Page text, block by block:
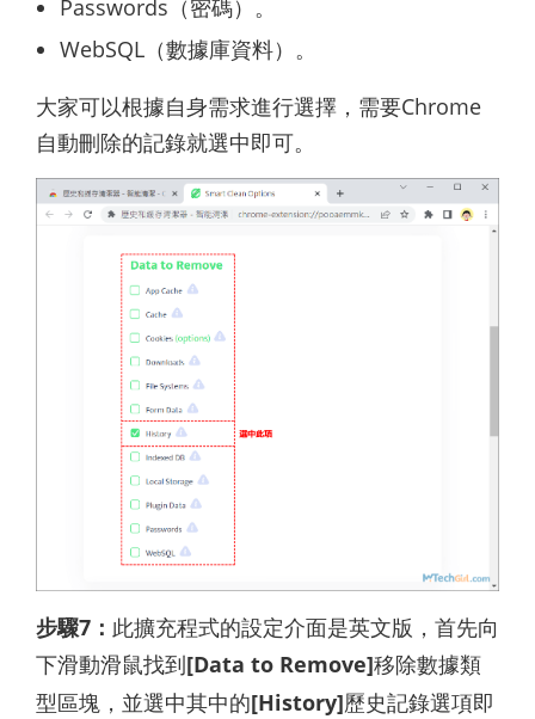
Passwords（密碼）。
WebSQL（數據庫資料）。
大家可以根據自身需求進行選擇，需要Chrome
自動刪除的記錄就選中即可。
步驟7： 此擴充程式的設定介面是英文版，首先向
下滑動滑鼠找到[Data to Remove]移除數據類
型區塊，並選中其中的[History]歷史記錄選項即